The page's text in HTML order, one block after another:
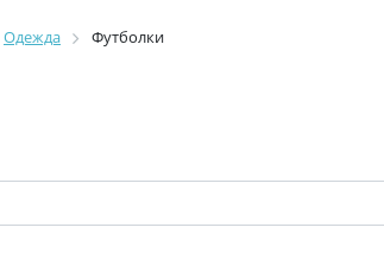
Одежда Футболки